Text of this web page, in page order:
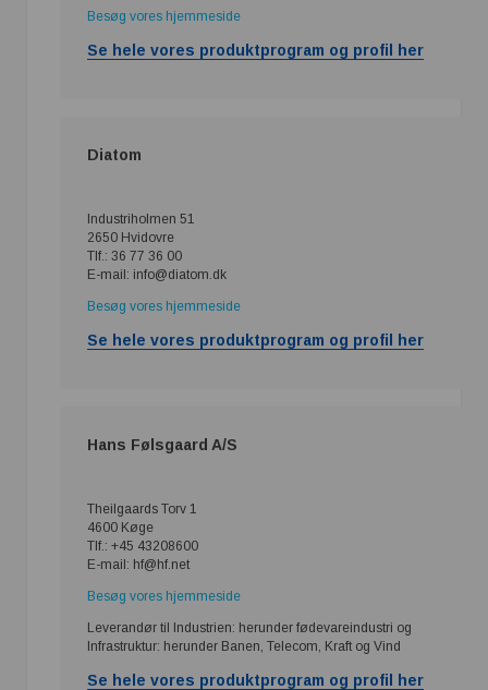
Besøg vores hjemmeside
Se hele vores produktprogram og profil her
Diatom
Industriholmen 51
2650 Hvidovre
Tlf.: 36 77 36 00
E-mail: info@diatom.dk
Besøg vores hjemmeside
Se hele vores produktprogram og profil her
Hans Følsgaard A/S
Theilgaards Torv 1
4600 Køge
Tlf.: +45 43208600
E-mail: hf@hf.net
Besøg vores hjemmeside
Leverandør til Industrien: herunder fødevareindustri og
Infrastruktur: herunder Banen, Telecom, Kraft og Vind
Se hele vores produktprogram og profil her